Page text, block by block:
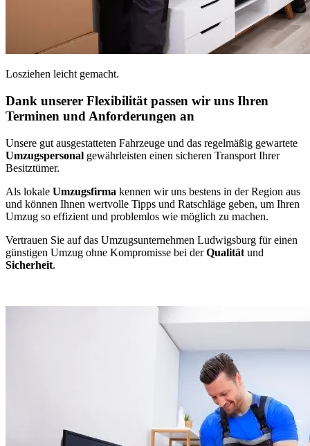
Losziehen leicht gemacht.
Dank unserer Flexibilität passen wir uns Ihren
Terminen und Anforderungen an
Unsere gut ausgestatteten Fahrzeuge und das regelmäßig gewartete
Umzugspersonal gewährleisten einen sicheren Transport Ihrer
Besitztümer.
Als lokale Umzugsfirma kennen wir uns bestens in der Region aus
und können Ihnen wertvolle Tipps und Ratschläge geben, um Ihren
Umzug so effizient und problemlos wie möglich zu machen.
Vertrauen Sie auf das Umzugsunternehmen Ludwigsburg für einen
günstigen Umzug ohne Kompromisse bei derQualität und
Sicherheit.